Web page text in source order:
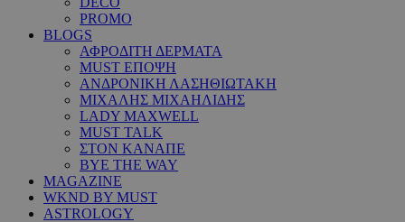
PROMO
BLOGS
ΑΦΡΟΔΙΤΗ ΔΕΡΜΑΤΑ
MUST ΕΠΟΨΗ
ΑΝΔΡΟΝΙΚΗ ΛΑΣΗΘΙΩΤΑΚΗ
ΜΙΧΑΛΗΣ ΜΙΧΑΗΛΙΔΗΣ
LADY MAXWELL
MUST TALK
ΣΤΟΝ ΚΑΝΑΠΕ
BYE THE WAY
MAGAZINE
WKND BY MUST
ASTROLOGY